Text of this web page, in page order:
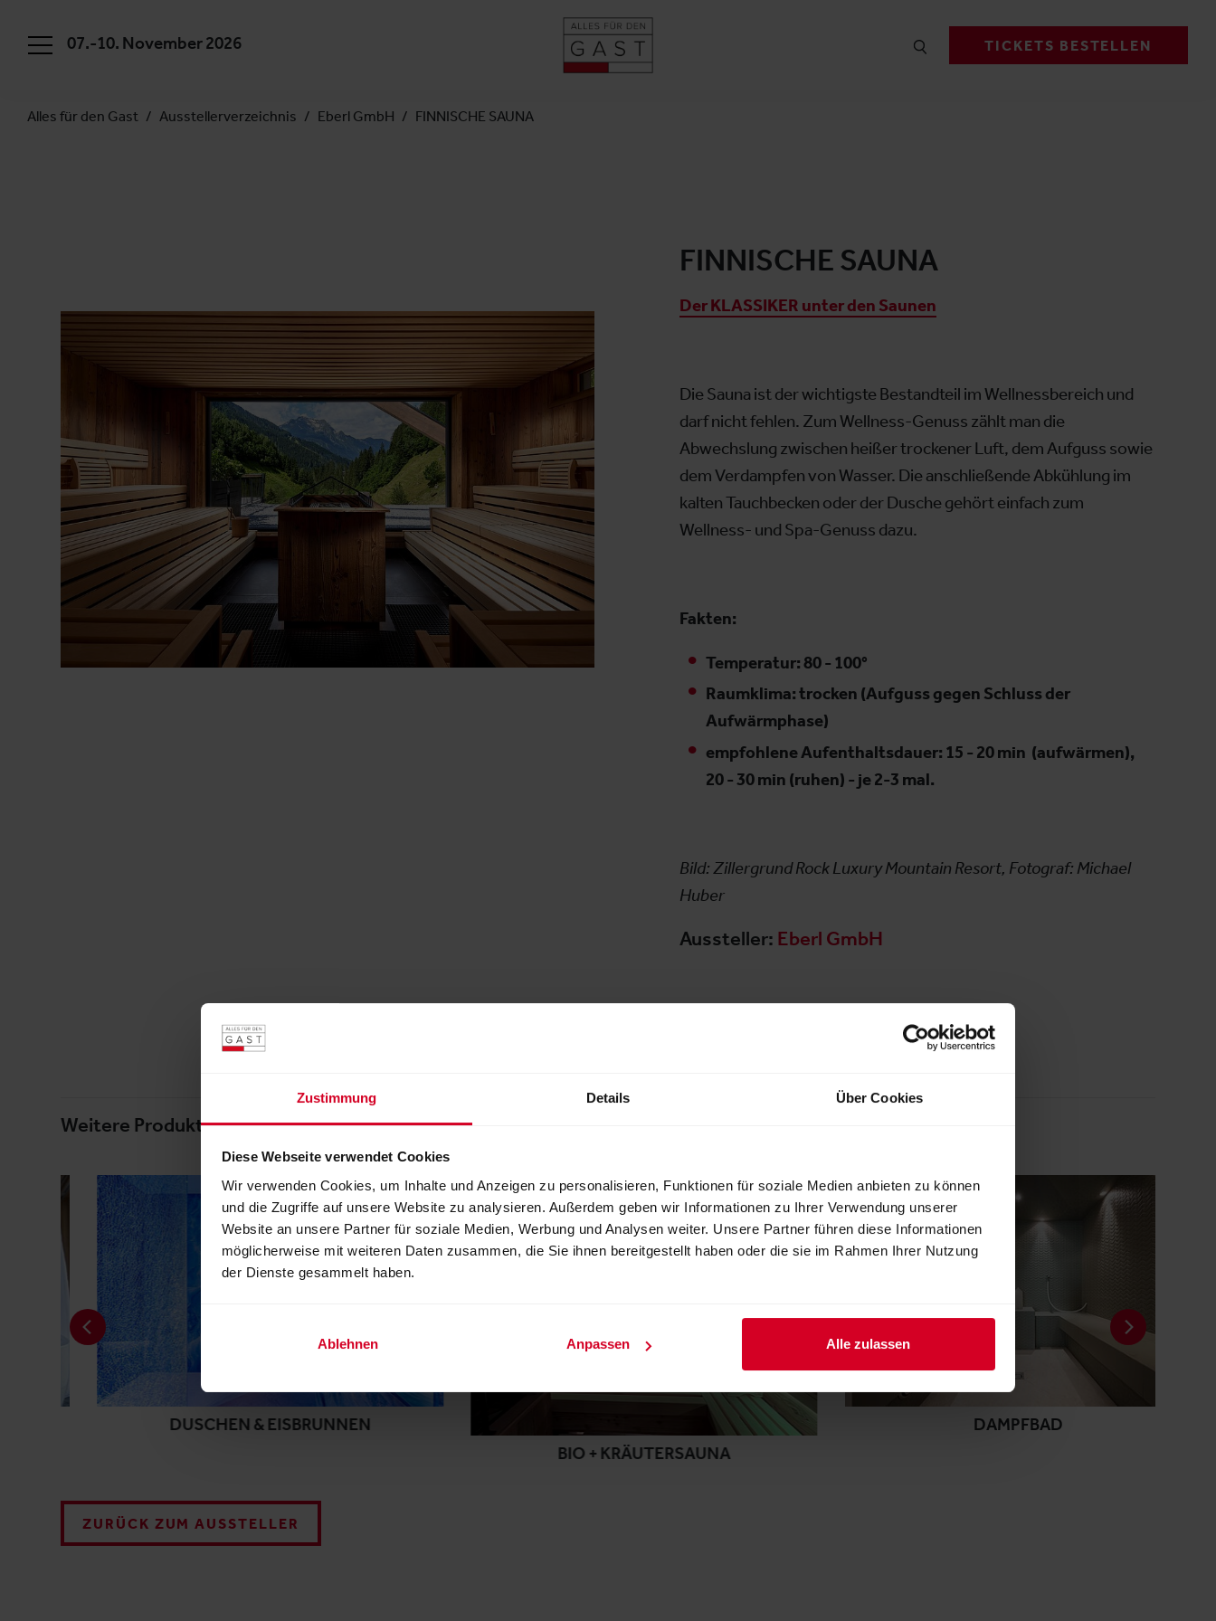
Zustimmung Details Über Cookies
Diese Webseite verwendet Cookies
Wir verwenden Cookies, um Inhalte und Anzeigen zu personalisieren, Funktionen für soziale Medien anbieten zu können
und die Zugriffe auf unsere Website zu analysieren. Außerdem geben wir Informationen zu Ihrer Verwendung unserer
Website an unsere Partner für soziale Medien, Werbung und Analysen weiter. Unsere Partner führen diese Informationen
möglicherweise mit weiteren Daten zusammen, die Sie ihnen bereitgestellt haben oder die sie im Rahmen Ihrer Nutzung
der Dienste gesammelt haben.
Ablehnen Anpassen Alle zulassen
07.-10. November 2026 TICKETS BESTELLEN
Alles für den Gast Ausstellerverzeichnis Eberl GmbH FINNISCHE SAUNA
FINNISCHE SAUNA
Der KLASSIKER unter den Saunen
Die Sauna ist der wichtigste Bestandteil im Wellnessbereich und
darf nicht fehlen. Zum Wellness-Genuss zählt man die
Abwechslung zwischen heißer trockener Luft, dem Aufguss sowie
dem Verdampfen von Wasser. Die anschließende Abkühlung im
kalten Tauchbecken oder der Dusche gehört einfach zum
Wellness- und Spa-Genuss dazu.
Fakten:
Temperatur: 80 - 100°
Raumklima: trocken (Aufguss gegen Schluss der
Aufwärmphase)
empfohlene Aufenthaltsdauer: 15 - 20 min (aufwärmen),
20 - 30 min (ruhen) - je 2-3 mal.
Bild: Zillergrund Rock Luxury Mountain Resort, Fotograf: Michael
Huber
Aussteller: Eberl GmbH
Weitere Produkte von diesem Aussteller
DUSCHEN & EISBRUNNEN
BIO + KRÄUTERSAUNA
DAMPFBAD
ZURÜCK ZUM AUSSTELLER